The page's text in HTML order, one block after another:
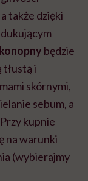
także dzięki
będzie
i
skórnymi,
sebum, a
kupnie
na warunki
(wybierajmy